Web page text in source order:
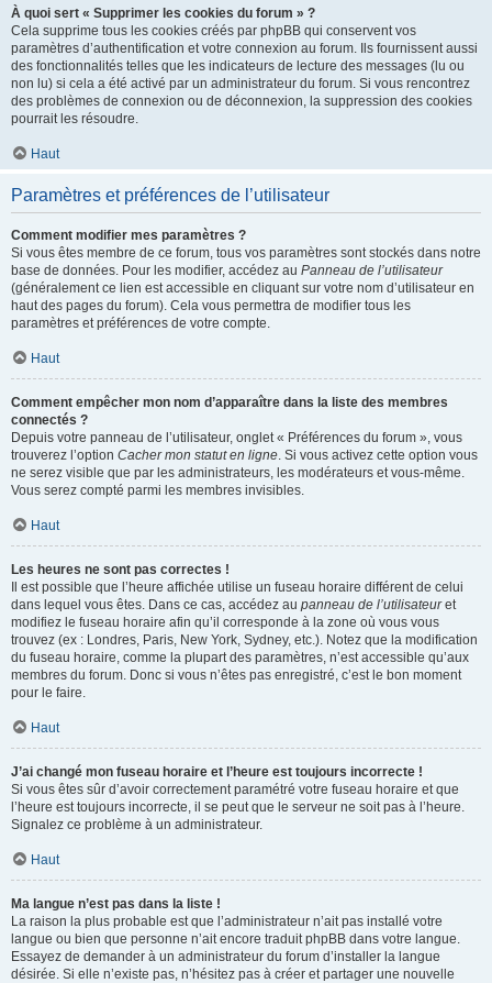
À quoi sert « Supprimer les cookies du forum » ?
Cela supprime tous les cookies créés par phpBB qui conservent vos
paramètres d’authentification et votre connexion au forum. Ils fournissent aussi
des fonctionnalités telles que les indicateurs de lecture des messages (lu ou
non lu) si cela a été activé par un administrateur du forum. Si vous rencontrez
des problèmes de connexion ou de déconnexion, la suppression des cookies
pourrait les résoudre.
Haut
Paramètres et préférences de l’utilisateur
Comment modifier mes paramètres ?
Si vous êtes membre de ce forum, tous vos paramètres sont stockés dans notre
base de données. Pour les modifier, accédez au Panneau de l’utilisateur
(généralement ce lien est accessible en cliquant sur votre nom d’utilisateur en
haut des pages du forum). Cela vous permettra de modifier tous les
paramètres et préférences de votre compte.
Haut
Comment empêcher mon nom d’apparaître dans la liste des membres
connectés ?
Depuis votre panneau de l’utilisateur, onglet « Préférences du forum », vous
trouverez l’option Cacher mon statut en ligne. Si vous activez cette option vous
ne serez visible que par les administrateurs, les modérateurs et vous-même.
Vous serez compté parmi les membres invisibles.
Haut
Les heures ne sont pas correctes !
Il est possible que l’heure affichée utilise un fuseau horaire différent de celui
dans lequel vous êtes. Dans ce cas, accédez au panneau de l’utilisateuret
modifiez le fuseau horaire afin qu’il corresponde à la zone où vous vous
trouvez (ex : Londres, Paris, New York, Sydney, etc.). Notez que la modification
du fuseau horaire, comme la plupart des paramètres, n’est accessible qu’aux
membres du forum. Donc si vous n’êtes pas enregistré, c’est le bon moment
pour le faire.
Haut
J’ai changé mon fuseau horaire et l’heure est toujours incorrecte !
Si vous êtes sûr d’avoir correctement paramétré votre fuseau horaire et que
l’heure est toujours incorrecte, il se peut que le serveur ne soit pas à l’heure.
Signalez ce problème à un administrateur.
Haut
Ma langue n’est pas dans la liste !
La raison la plus probable est que l’administrateur n’ait pas installé votre
langue ou bien que personne n’ait encore traduit phpBB dans votre langue.
Essayez de demander à un administrateur du forum d’installer la langue
désirée. Si elle n’existe pas, n’hésitez pas à créer et partager une nouvelle